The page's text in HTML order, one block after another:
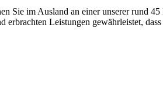
Sie im Ausland an einer unserer rund
erbrachten Leistungen gewährleistet,